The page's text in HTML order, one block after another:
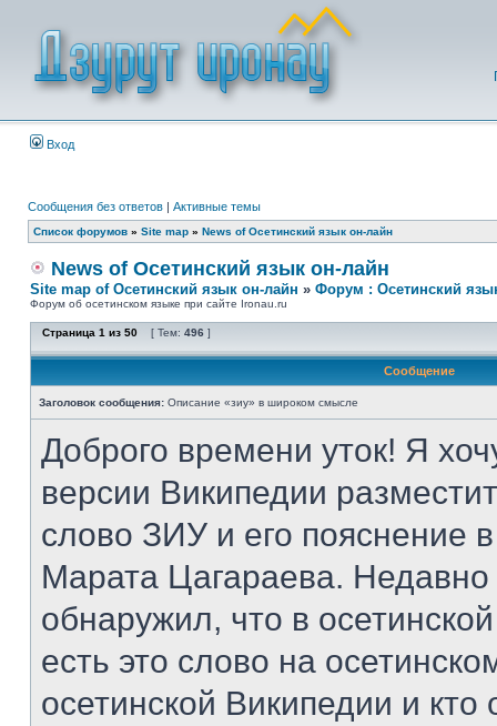
Вход
Сообщения без ответов | Активные темы
Список форумов » Site map » News of Осетинский язык он-лайн
News of Осетинский язык он-лайн
Site map of Осетинский язык он-лайн » Форум : Осетинский
Форум об осетинском языке при сайте Ironau.ru
Страница 1 из 50 [ Тем: 496 ]
Сообщение
Заголовок сообщения: Описание «зиу» в широком смысле
Доброго времени уток! Я
версии Википедии
слово ЗИУ и его пояснение
Марата Цагараева. Недавно
обнаружил, что в
есть это слово на
осетинской Википедии и кто